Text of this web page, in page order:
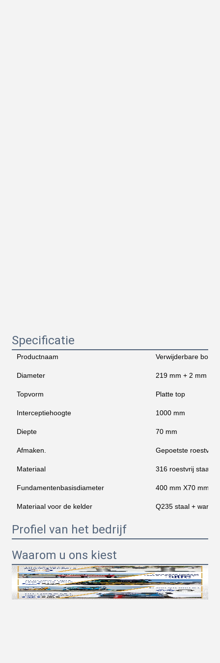
Specificatie
Productnaam Verwijderbare
Diameter 219 mm + 2 mm
Topvorm Platte top
Interceptiehoogte 1000 mm
Diepte 70 mm
Afmaken. Gepoetste roestvrij
Materiaal 316 roestvrij staal
Fundamentenbasisdiameter 400 mm X70 mmH
Materiaal voor de kelder Q235 staal + warm
Profiel van het bedrijf
Waarom u ons kiest